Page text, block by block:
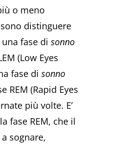
o meno
distinguere
una fase disonno
(Low Eyes
fase disonno
REM (Rapid Eyes
più volte. E’
fase REM, che il
sognare,